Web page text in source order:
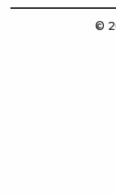
©